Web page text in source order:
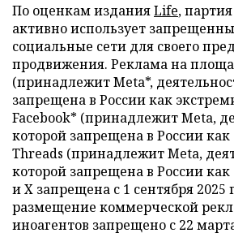
По оценкам изданияLife,
активно использует
социальные сети для своего
продвижения. Реклама на
(принадлежит Meta*,
запрещена в России как
Facebook* (принадлежит Meta,
которой запрещена в России как
Threads (принадлежит Meta,
которой запрещена в России как
и X запрещена с 1 сентября 2025
размещение коммерческой
иноагентов запрещено с 22